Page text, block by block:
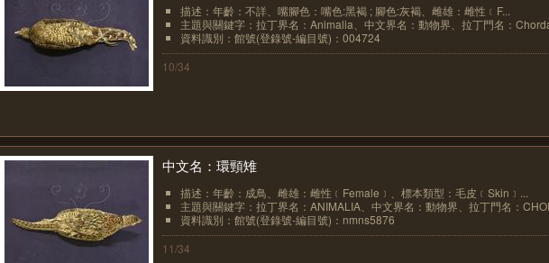
描述：年齡：不詳、嘴腳色：嘴色:黑褐 ; 腳色:灰褐、雌雄：雌性﹝F...
主題與關鍵字：拉丁界名：Animalia、中文界名：動物界、拉丁門名：
資料識別：館號(登錄號-編目號)：004724
10/34
中文名：環頸雉
描述：年齡：成鳥、雌雄：雌性﹝Female﹞、標本類型：毛皮﹝Skin﹞...
主題與關鍵字：拉丁界名：ANIMALIA、中文界名：動物界、拉丁門名：
資料識別：館號(登錄號-編目號)：nmns5876
11/34